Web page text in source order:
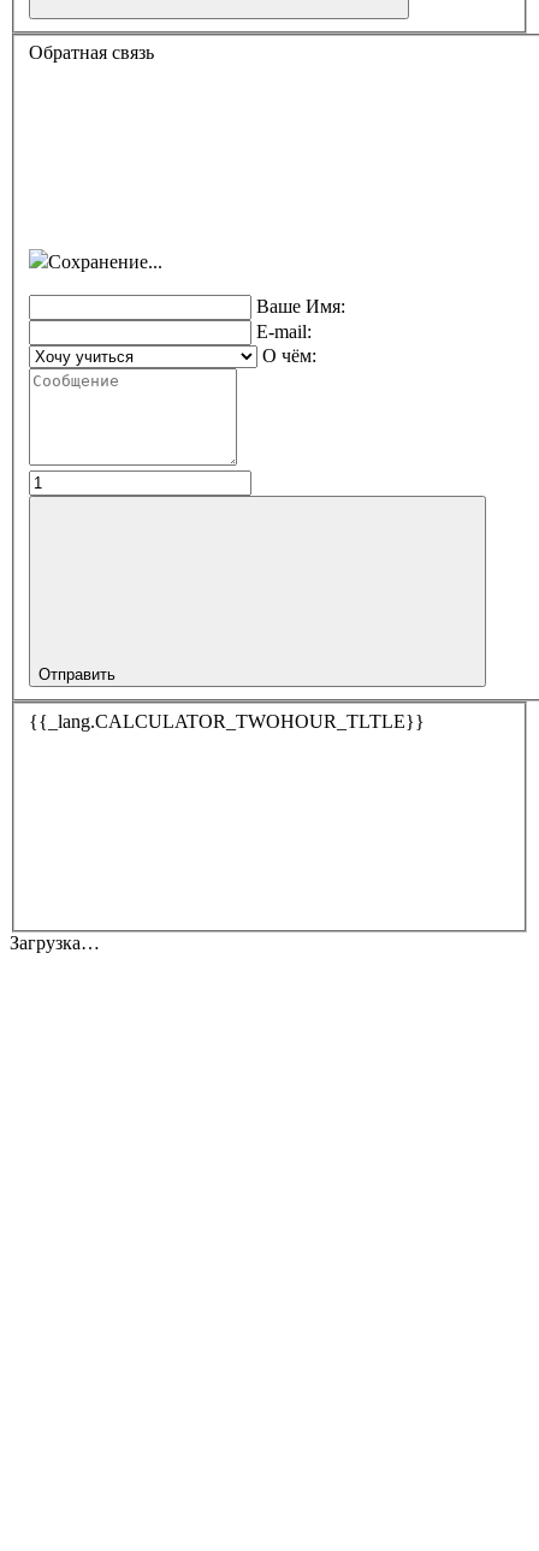
Обратная связь
Сохранение...
Ваше Имя:
E-mail:
О чём:
Отправить
{{_lang.CALCULATOR_TWOHOUR_TLTLE}}
Загрузка…